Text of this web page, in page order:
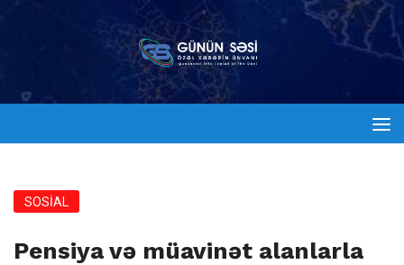
SOSİAL
Pensiya və müavinət alanlarla